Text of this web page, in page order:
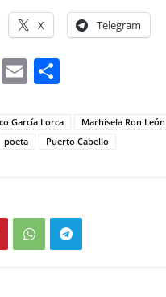
X Telegram
WhatsApp
Email
García Lorca
Marhisela Ron León
poeta Puerto Cabello